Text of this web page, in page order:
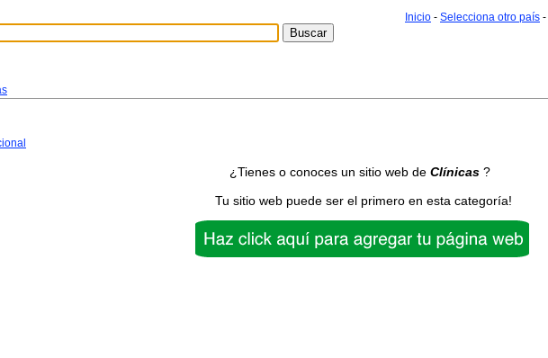
Inicio - Selecciona otro país -
¿Tienes o conoces un sitio web de Clínicas ?
Tu sitio web puede ser el primero en esta categoría!